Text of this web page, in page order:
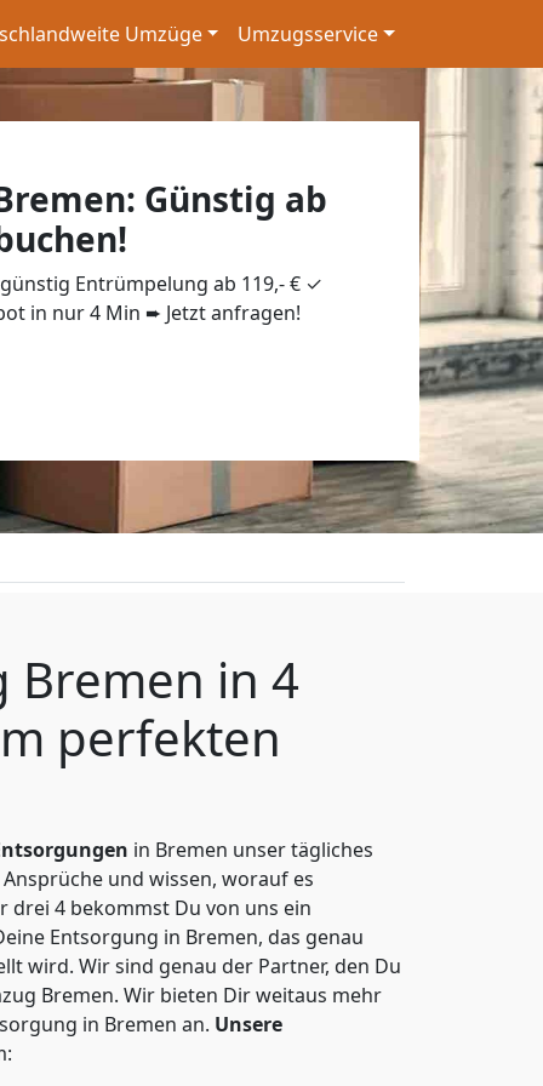
Umzüge Umzugsservice
Günstig ab
Entrümpelung ab 119,- € ✓
in nur 4 Min ➨ Jetzt anfragen!
Bremen in 4
perfekten
in Bremen unser tägliches
und wissen, worauf es
4 bekommst Du von uns ein
Entsorgung in Bremen, das genau
wird. Wir sind genau der Partner, den Du
Bremen. Wir bieten Dir weitaus mehr
in Bremen an. Unsere